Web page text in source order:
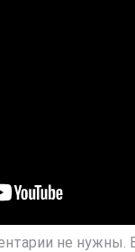
не нужны.